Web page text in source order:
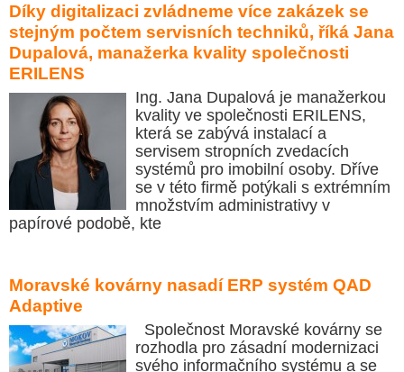
Díky digitalizaci zvládneme více zakázek se
stejným počtem servisních techniků, říká Jana
Dupalová, manažerka kvality společnosti
ERILENS
Ing. Jana Dupalová je manažerkou
kvality ve společnosti ERILENS,
která se zabývá instalací a
servisem stropních zvedacích
systémů pro imobilní osoby. Dříve
se v této firmě potýkali s extrémním
množstvím administrativy v
papírové podobě, kte
Moravské kovárny nasadí ERP systém QAD
Adaptive
Společnost Moravské kovárny se
rozhodla pro zásadní modernizaci
svého informačního systému a se